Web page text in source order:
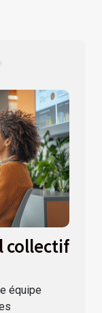
collectif
équipe